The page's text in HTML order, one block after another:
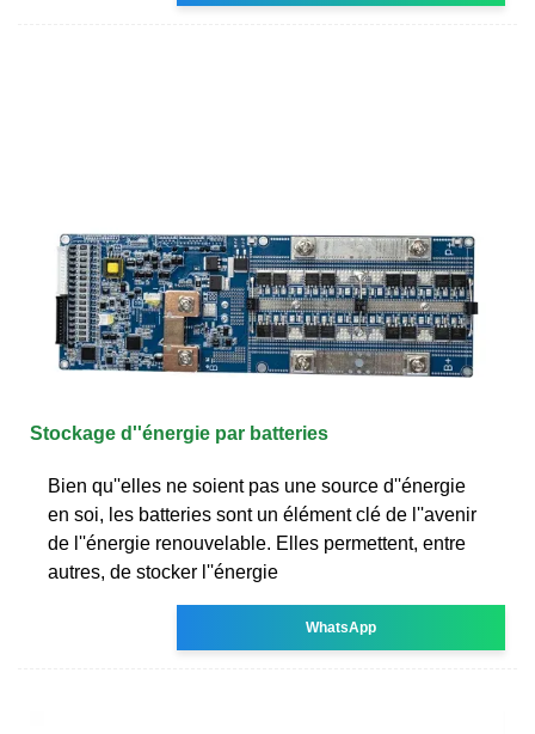
Stockage d''énergie par batteries
Bien qu''elles ne soient pas une source d''énergie
en soi, les batteries sont un élément clé de l''avenir
de l''énergie renouvelable. Elles permettent, entre
autres, de stocker l''énergie
WhatsApp